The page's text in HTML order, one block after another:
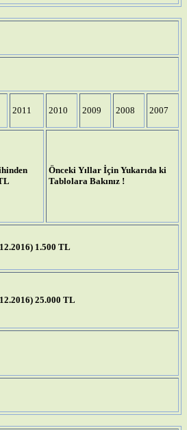
2011 2010 2009 2008 2007
Önceki Yıllar İçin Yukarıda ki
Tablolara Bakınız !
1.500 TL
25.000 TL